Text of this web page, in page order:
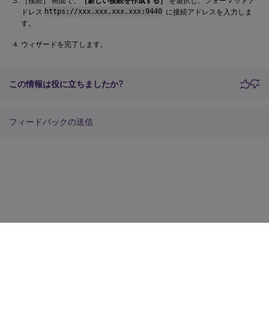
ドレス https://xxx.xxx.xxx.xxx:9440 に接続アドレスを入力しま
す。
ウィザードを完了します。
この情報は役に立ちましたか?
フィードバックの送信